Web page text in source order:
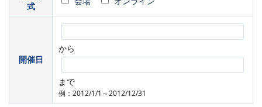
式
開催日
から
まで
例：2012/1/1～2012/12/31